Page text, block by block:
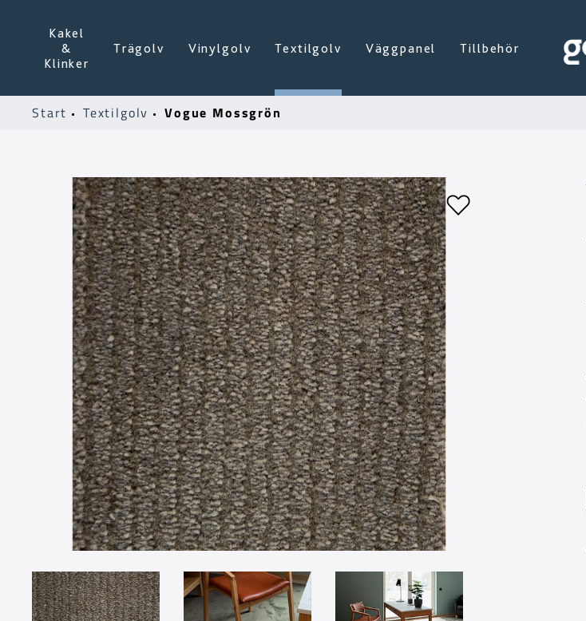
Kakel
&
Klinker
Trägolv Vinylgolv Textilgolv Väggpanel Tillbehör
Start Textilgolv Vogue Mossgrön